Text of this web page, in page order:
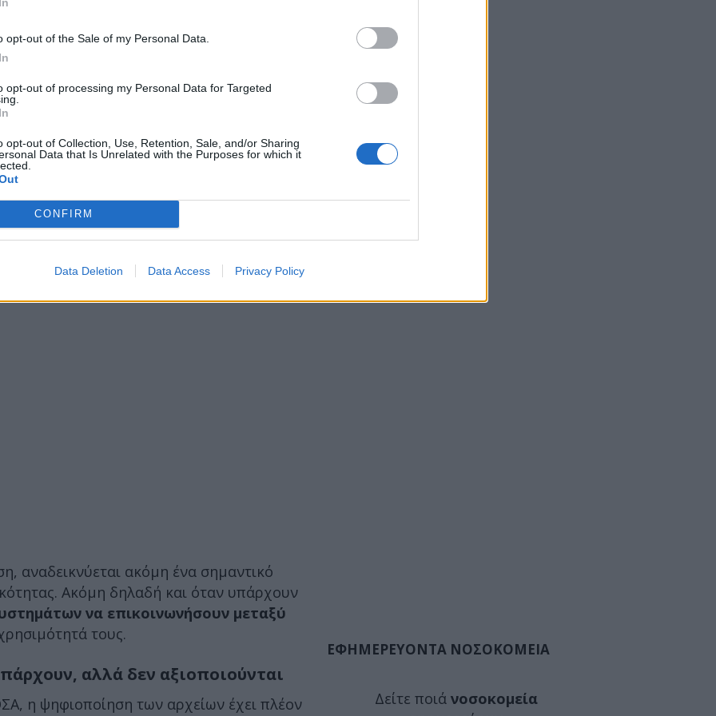
opt-out of the Sale of my Personal Data.
opt-out of processing my Personal Data for Targeted
opt-out of Collection, Use, Retention, Sale, and/or Sharing
Data that Is Unrelated with the Purposes for which it
CONFIRM
Data Deletion Data Access Privacy Policy
την εμπειρία τους στο σύστημα
αναδεικνύεται ακόμη ένα σημαντικό
Ακόμη δηλαδή και όταν υπάρχουν
να επικοινωνήσουν μεταξύ
τους.
αλλά δεν αξιοποιούνται
η ψηφιοποίηση των αρχείων έχει πλέον
ΕΦΗΜΕΡΕΥΟΝΤΑ ΝΟΣΟΚΟΜΕΙΑ
Δείτε ποιά νοσοκομεία